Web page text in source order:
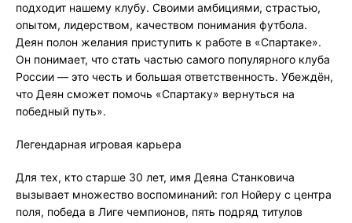
подходит нашему клубу. Своими амбициями, страстью,
опытом, лидерством, качеством понимания футбола.
Деян полон желания приступить к работе в «Спартаке».
Он понимает, что стать частью самого популярного клуба
России — это честь и большая ответственность. Убеждён,
что Деян сможет помочь «Спартаку» вернуться на
победный путь».
Легендарная игровая карьера
Для тех, кто старше 30 лет, имя Деяна Станковича
вызывает множество воспоминаний: гол Нойеру с центра
поля, победа в Лиге чемпионов, пять подряд титулов